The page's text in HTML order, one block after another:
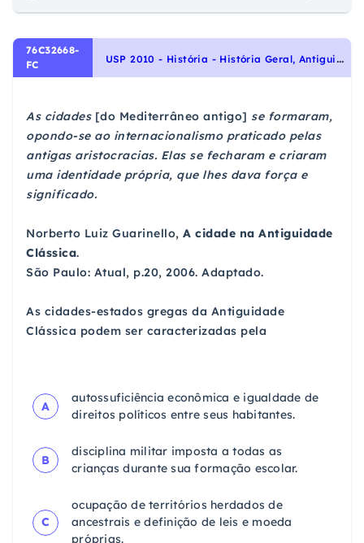
76C32668-
FC
U
SP 2010 - História - História Geral, Antiguidade Ocidental (Gregos, Romanos e Macedônios)
As cidades[do Mediterrâneo antigo] se formaram,
opondo-se ao internacionalismo praticado pelas
antigas aristocracias. Elas se fecharam e criaram
uma identidade própria, que lhes dava força e
significado.
Norberto Luiz Guarinello, A cidade na Antiguidade
Clássica.
São Paulo: Atual, p.20, 2006. Adaptado.
As cidades-estados gregas da Antiguidade
Clássica podem ser caracterizadas pela
A
autossuficiência econômica e igualdade de
direitos políticos entre seus habitantes.
B
disciplina militar imposta a todas as
crianças durante sua formação escolar.
C
ocupação de territórios herdados de
ancestrais e definição de leis e moeda
próprias.